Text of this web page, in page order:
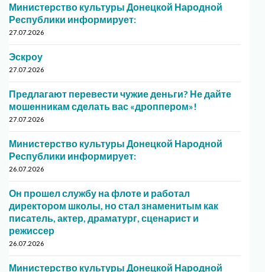
Министерство культуры Донецкой Народной
Республики информирует:
27.07.2026
Эскроу
27.07.2026
Предлагают перевести чужие деньги? Не дайте
мошенникам сделать вас «дроппером»!
27.07.2026
Министерство культуры Донецкой Народной
Республики информирует:
26.07.2026
Он прошел службу на флоте и работал
директором школы, но стал знаменитым как
писатель, актер, драматург, сценарист и
режиссер
26.07.2026
Министерство культуры Донецкой Народной